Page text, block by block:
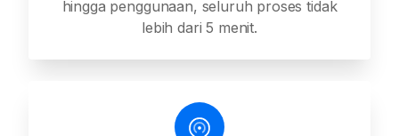
hingga penggunaan, seluruh proses tidak
lebih dari 5 menit.